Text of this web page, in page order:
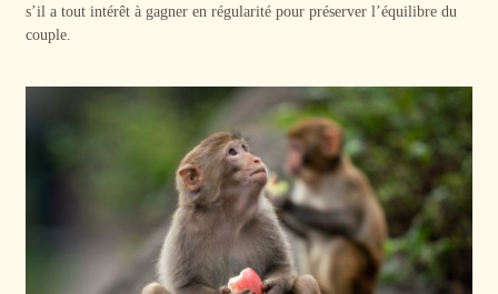
s’il a tout intérêt à gagner en régularité pour préserver l’équilibre du
couple.